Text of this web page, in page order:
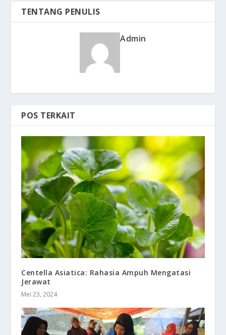
TENTANG PENULIS
Admin
POS TERKAIT
Centella Asiatica: Rahasia Ampuh Mengatasi
Jerawat
Mei 23, 2024